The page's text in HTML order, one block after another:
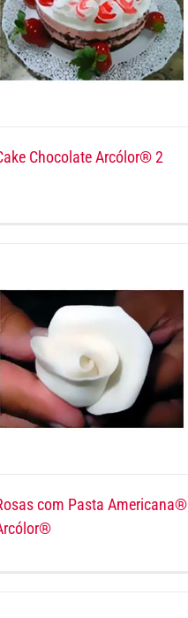
Chocolate Arcólor® 2
com Pasta Americana®